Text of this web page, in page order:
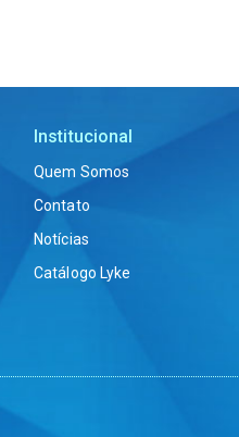
Institucional
Quem Somos
Contato
Notícias
Catálogo Lyke